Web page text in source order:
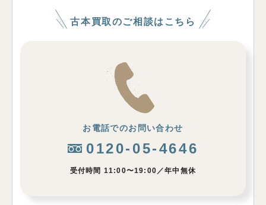
古本買取のご相談はこちら
お電話でのお問い合わせ
0120-05-4646
受付時間 11:00〜19:00／年中無休